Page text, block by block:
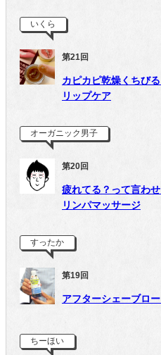
いくら
第21回
カピカピ乾燥くちび
リップケア
オーガニック男子
第20回
疲れてる？って言わ
リンパマッサージ
すったか
第19回
アフターシェーブロ
ちーほい